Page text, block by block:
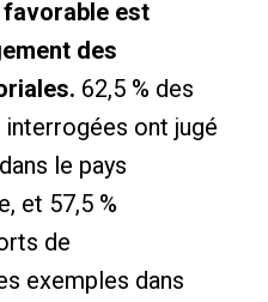
favorable est
des
62,5 % des
interrogées ont jugé
le pays
et 57,5 ​​%
de
exemples dans